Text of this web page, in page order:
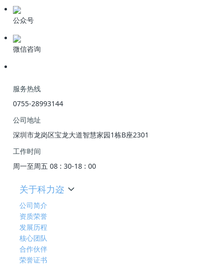
公众号
微信咨询
服务热线
0755-28993144
公司地址
深圳市龙岗区宝龙大道智慧家园1栋B座2301
工作时间
周一至周五 08 : 30-18 : 00
关于科力迩
公司简介
资质荣誉
发展历程
核心团队
合作伙伴
荣誉证书